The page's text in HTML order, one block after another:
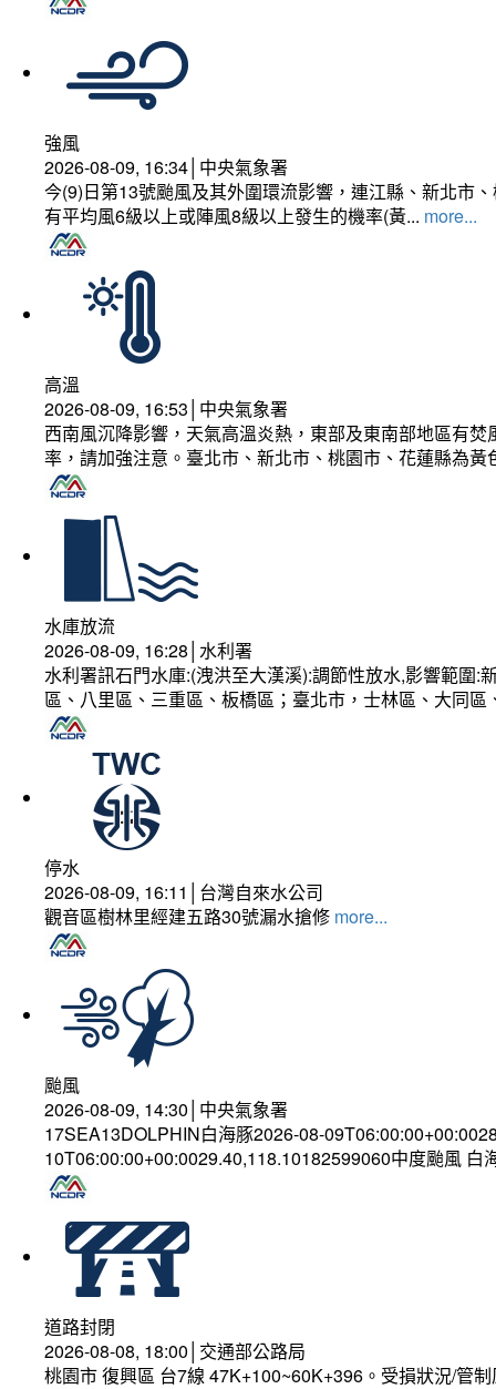
強風
2026-08-09, 16:34│中央氣象署
今(9)日第13號颱風及其外圍環流影響，連江縣、新北市
有平均風6級以上或陣風8級以上發生的機率(黃... more...
高溫
2026-08-09, 16:53│中央氣象署
西南風沉降影響，天氣高溫炎熱，東部及東南部地區有
率，請加強注意。臺北市、新北市、桃園市、花蓮縣為
水庫放流
2026-08-09, 16:28│水利署
水利署訊石門水庫:(洩洪至大漢溪):調節性放水,影響範圍
區、八里區、三重區、板橋區；臺北市，士林區、大同
停水
2026-08-09, 16:11│台灣自來水公司
觀音區樹林里經建五路30號漏水搶修 more...
颱風
2026-08-09, 14:30│中央氣象署
17SEA13DOLPHIN白海豚2026-08-
10T06:00:00+00:0029.40,118.10182599060中度颱風 白
道路封閉
2026-08-08, 18:00│交通部公路局
桃園市 復興區 台7線 47K+100~60K+396。受損狀況/管